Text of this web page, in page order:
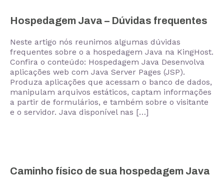
Hospedagem Java – Dúvidas frequentes
Neste artigo nós reunimos algumas dúvidas
frequentes sobre o a hospedagem Java na KingHost.
Confira o conteúdo: Hospedagem Java Desenvolva
aplicações web com Java Server Pages (JSP).
Produza aplicações que acessam o banco de dados,
manipulam arquivos estáticos, captam informações
a partir de formulários, e também sobre o visitante
e o servidor. Java disponível nas […]
Caminho físico de sua hospedagem Java